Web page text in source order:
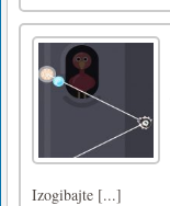
Izogibajte [...]